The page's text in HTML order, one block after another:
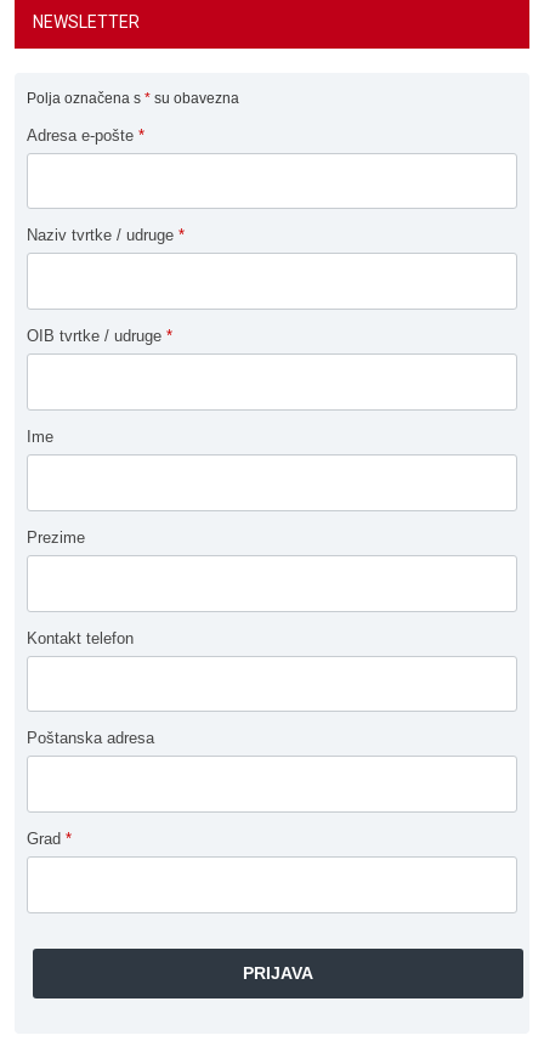
NEWSLETTER
Polja označena s * su obavezna
Adresa e-pošte *
Naziv tvrtke / udruge *
OIB tvrtke / udruge *
Ime
Prezime
Kontakt telefon
Poštanska adresa
Grad *